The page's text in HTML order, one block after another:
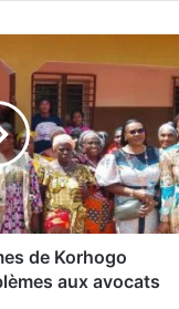
de Korhogo
aux avocats